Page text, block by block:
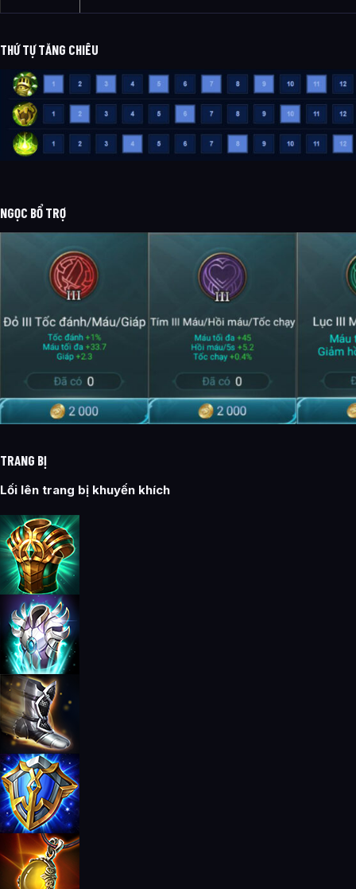
THỨ TỰ TĂNG CHIÊU
NGỌC BỔ TRỢ
TRANG BỊ
Lối lên trang bị khuyến khích